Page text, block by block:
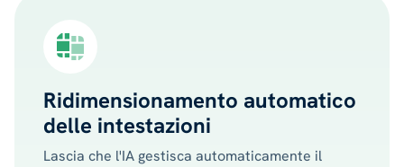
Ridimensionamento automatico
delle intestazioni
Lascia che l'IA gestisca automaticamente il